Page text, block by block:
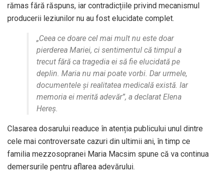
rămas fără răspuns, iar contradicțiile privind mecanismul
producerii leziunilor nu au fost elucidate complet.
„Ceea ce doare cel mai mult nu este doar
pierderea Mariei, ci sentimentul că timpul a
trecut fără ca tragedia ei să fie elucidată pe
deplin. Maria nu mai poate vorbi. Dar urmele,
documentele și realitatea medicală există. Iar
memoria ei merită adevăr”, a declarat Elena
Hereș.
Clasarea dosarului readuce în atenția publicului unul dintre
cele mai controversate cazuri din ultimii ani, în timp ce
familia mezzosopranei Maria Macsim spune că va continua
demersurile pentru aflarea adevărului.